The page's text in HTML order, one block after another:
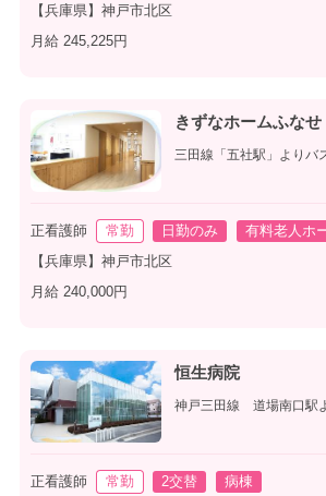
【兵庫県】神戸市北区
月給 245,225円
きずなホームふなせ
三田線「五社駅」よりバ
正看護師 常勤 日勤のみ
有料老人ホ
【兵庫県】神戸市北区
月給 240,000円
恒生病院
神戸三田線 道場南口駅
正看護師 常勤 2交替
病棟